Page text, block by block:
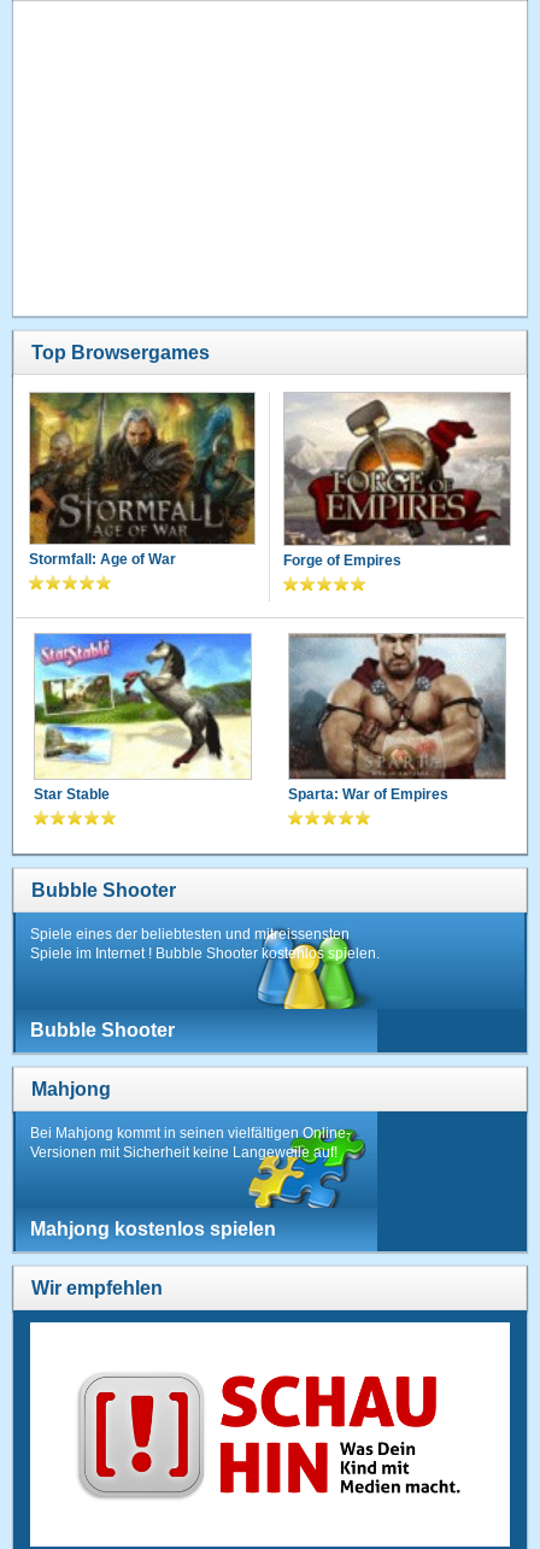
Top Browsergames
Stormfall: Age of War Forge of Empires
Star Stable Sparta: War of Empires
Bubble Shooter
Spiele eines der beliebtesten und mitreissensten
Spiele im Internet ! Bubble Shooter kostenlos spielen.
Bubble Shooter
Mahjong
Bei Mahjong kommt in seinen vielfältigen Online-
Versionen mit Sicherheit keine Langeweile auf!
Mahjong kostenlos spielen
Wir empfehlen